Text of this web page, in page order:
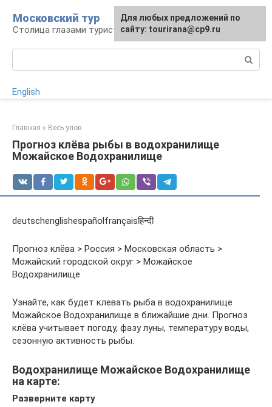
контенту
Московский тур
Столица глазами туриста
English
Главная » Весь улов
Прогноз клёва рыбы в водохранилище
Можайское Водохранилище
deutschenglishespañolfrançaisहिन्दी
Прогноз клёва > Россия > Московская область >
Можайский городской округ > Можайское
Водохранилище
Узнайте, как будет клевать рыба в водохранилище
Можайское Водохранилище в ближайшие дни. Прогноз
клёва учитывает погоду, фазу луны, температуру воды,
сезонную активность рыбы.
Водохранилище Можайское Водохранилище
на карте:
Разверните карту
Для любых предложений по
сайту: tourirana@cp9.ru